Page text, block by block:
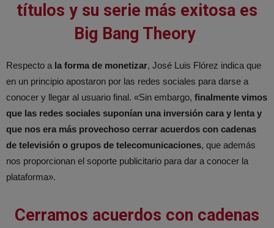
títulos y su serie más exitosa es
Big Bang Theory
Respecto a la forma de monetizar, José Luis Flórez indica que
en un principio apostaron por las redes sociales para darse a
conocer y llegar al usuario final. «Sin embargo, finalmente vimos
que las redes sociales suponían una inversión cara y lenta y
que nos era más provechoso cerrar acuerdos con cadenas
de televisión o grupos de telecomunicaciones, que además
nos proporcionan el soporte publicitario para dar a conocer la
plataforma».
Cerramos acuerdos con cadenas